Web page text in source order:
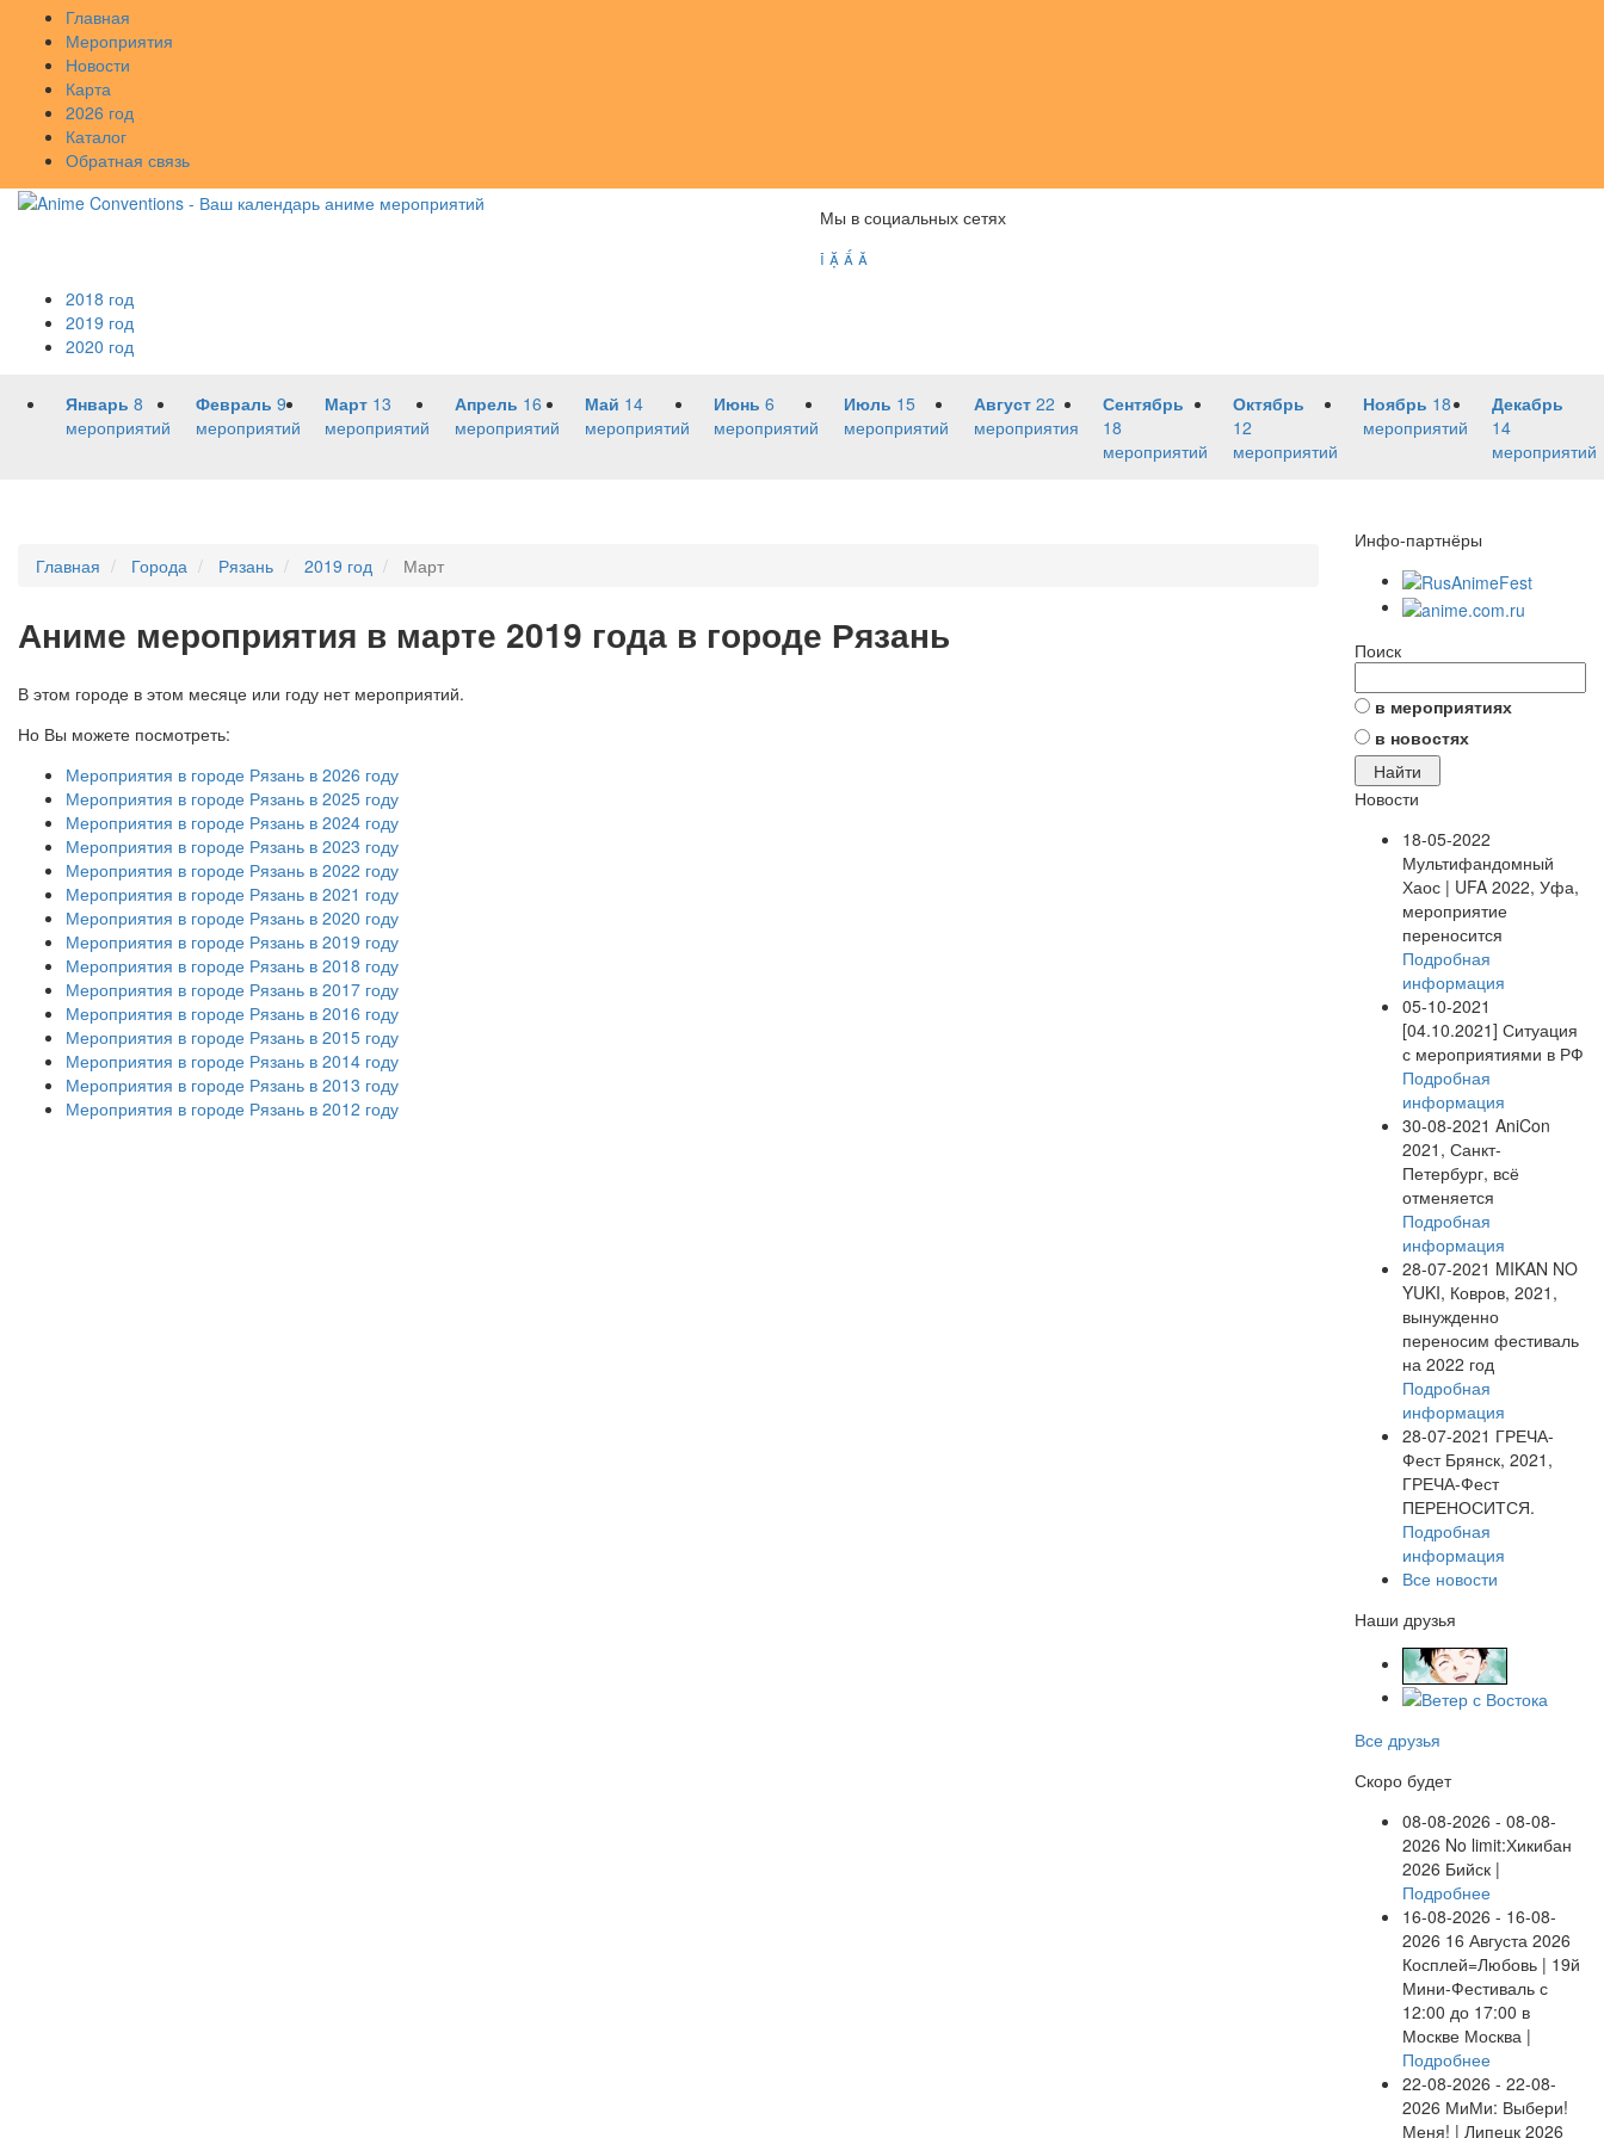
Главная
Мероприятия
Новости
Карта
2026 год
Каталог
Обратная связь
Мы в социальных сетях
   
2018 год
2019 год
2020 год
Январь 8
мероприятий
Февраль 9
мероприятий
Март 13
мероприятий
Апрель 16
мероприятий
Май 14
мероприятий
Июнь 6
мероприятий
Июль 15
мероприятий
Август 22
мероприятия
Сентябрь
18
мероприятий
Октябрь
12
мероприятий
Ноябрь 18
мероприятий
Декабрь
14
мероприятий
Главная Города Рязань 2019 год Март
Аниме мероприятия в марте 2019 года в городе Рязань
В этом городе в этом месяце или году нет мероприятий.
Но Вы можете посмотреть:
Мероприятия в городе Рязань в 2026 году
Мероприятия в городе Рязань в 2025 году
Мероприятия в городе Рязань в 2024 году
Мероприятия в городе Рязань в 2023 году
Мероприятия в городе Рязань в 2022 году
Мероприятия в городе Рязань в 2021 году
Мероприятия в городе Рязань в 2020 году
Мероприятия в городе Рязань в 2019 году
Мероприятия в городе Рязань в 2018 году
Мероприятия в городе Рязань в 2017 году
Мероприятия в городе Рязань в 2016 году
Мероприятия в городе Рязань в 2015 году
Мероприятия в городе Рязань в 2014 году
Мероприятия в городе Рязань в 2013 году
Мероприятия в городе Рязань в 2012 году
Инфо-партнёры
Поиск
в мероприятиях
в новостях
Новости
18-05-2022
Мультифандомный
Хаос | UFA 2022, Уфа,
мероприятие
переносится
Подробная
информация
05-10-2021
[04.10.2021] Ситуация
с мероприятиями в РФ
Подробная
информация
30-08-2021 AniCon
2021, Санкт-
Петербург, всё
отменяется
Подробная
информация
28-07-2021 MIKAN NO
YUKI, Ковров, 2021,
вынужденно
переносим фестиваль
на 2022 год
Подробная
информация
28-07-2021 ГРЕЧА-
Фест Брянск, 2021,
ГРЕЧА-Фест
ПЕРЕНОСИТСЯ.
Подробная
информация
Все новости
Наши друзья
Все друзья
Скоро будет
08-08-2026 - 08-08-
2026 No limit:Хикибан
2026 Бийск |
Подробнее
16-08-2026 - 16-08-
2026 16 Августа 2026
Косплей=Любовь | 19й
Мини-Фестиваль с
12:00 до 17:00 в
Москве Москва |
Подробнее
22-08-2026 - 22-08-
2026 МиМи: Выбери!
Меня! | Липецк 2026